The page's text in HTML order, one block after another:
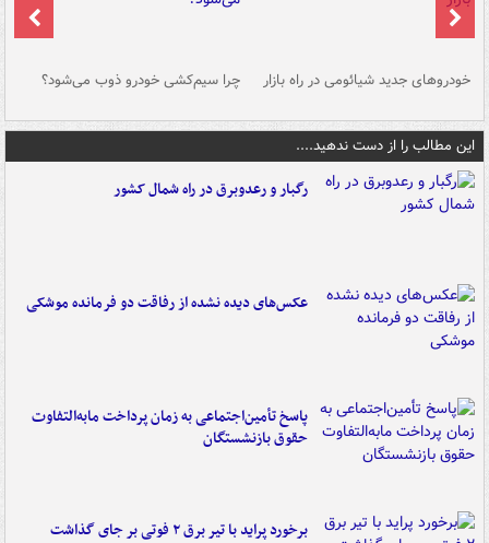
خودروهای جدید شیائومی در راه بازار چرا سیم‌کشی خودرو ذوب می‌شود؟
این مطالب را از دست ندهید....
رگبار و رعدوبرق در راه شمال کشور
عکس‌های دیده نشده از رفاقت دو فرمانده‌ موشکی
پاسخ تأمین‌اجتماعی به زمان پرداخت مابه‌التفاوت
حقوق بازنشستگان
برخورد پراید با تیر برق ۲ فوتی بر جای گذاشت